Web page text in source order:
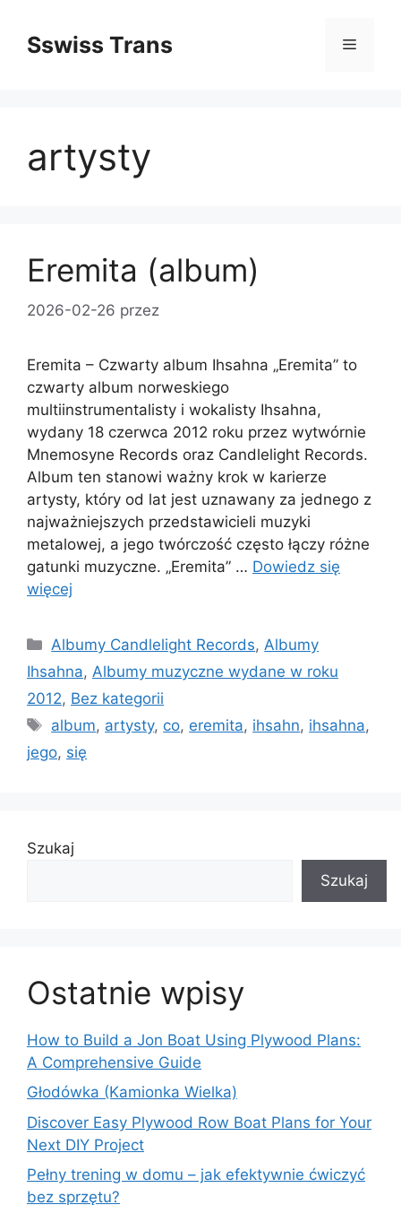
treściSswiss Trans Menu
artysty
Eremita (album)
2026-02-26 przez
Eremita – Czwarty album Ihsahna „Eremita” to
czwarty album norweskiego
multiinstrumentalisty i wokalisty Ihsahna,
wydany 18 czerwca 2012 roku przez wytwórnie
Mnemosyne Records oraz Candlelight Records.
Album ten stanowi ważny krok w karierze
artysty, który od lat jest uznawany za jednego z
najważniejszych przedstawicieli muzyki
metalowej, a jego twórczość często łączy różne
gatunki muzyczne. „Eremita” … Dowiedz się
więcej
Kategorie
Albumy Candlelight Records, Albumy
Ihsahna, Albumy muzyczne wydane w roku
2012, Bez kategorii
Tagi
album, artysty, co, eremita, ihsahn, ihsahna,
jego, się
Szukaj
Szukaj
Ostatnie wpisy
How to Build a Jon Boat Using Plywood Plans:
A Comprehensive Guide
Głodówka (Kamionka Wielka)
Discover Easy Plywood Row Boat Plans for Your
Next DIY Project
Pełny trening w domu – jak efektywnie ćwiczyć
bez sprzętu?